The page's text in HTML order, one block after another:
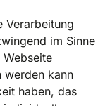
Verarbeitung
im Sinne
Webseite
werden kann
haben, das